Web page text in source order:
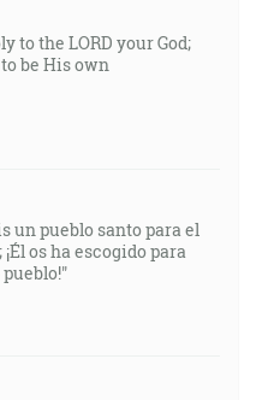
to the LORD your God;
be His own
un pueblo santo para el
os ha escogido para